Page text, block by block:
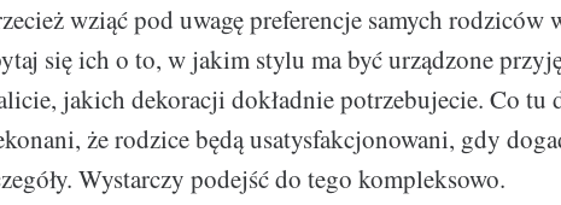
wziąć pod uwagę preferencje samych rodziców
się ich o to, w jakim stylu ma być urządzone
jakich dekoracji dokładnie potrzebujecie. Co tu
że rodzice będą usatysfakcjonowani, gdy
Wystarczy podejść do tego kompleksowo.